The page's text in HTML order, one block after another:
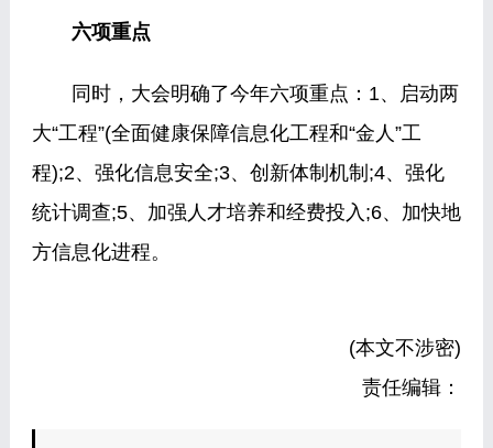
六项重点
同时，大会明确了今年六项重点：1、启动两
大“工程”(全面健康保障信息化工程和“金人”工
程);2、强化信息安全;3、创新体制机制;4、强化
统计调查;5、加强人才培养和经费投入;6、加快地
方信息化进程。
(本文不涉密)
责任编辑：